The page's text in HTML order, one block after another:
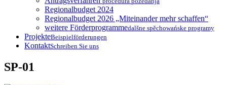
Regionalbudget 2024
Regionalbudget 2026 „Miteinander mehr schaffen“
weitere Förderprogrammedalšne spěchowańske programy
ProjekteBeispielförderungen
KontaktSchreiben Sie uns
SP-01